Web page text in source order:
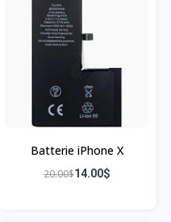
Batterie iPhone X
20.00$14.00$